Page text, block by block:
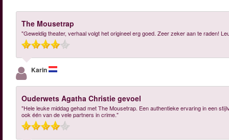
The Mousetrap
"Geweldig theater, verhaal volgt het origineel erg goed. Zeer zeker aan te raden!
Karin
Ouderwets Agatha Christie gevoel
"Hele leuke middag gehad met The Mousetrap. Een authentieke ervaring in een
ook één van de vele partners in crime."